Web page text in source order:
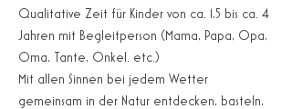
Qualitative Zeit für Kinder von ca. 1,5 bis ca. 4
Jahren mit Begleitperson (Mama, Papa, Opa,
Oma, Tante, Onkel. etc.)
Mit allen Sinnen bei jedem Wetter
gemeinsam in der Natur entdecken, basteln,